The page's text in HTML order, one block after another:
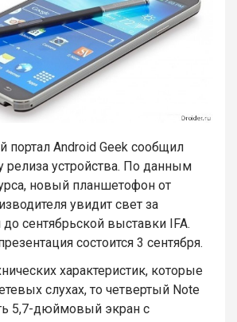
портал Android Geek сообщил
релиза устройства. По данным
новый планшетофон от
увидит свет за
сентябрьской выставки IFA.
состоится 3 сентября.
характеристик, которые
слухах, то четвертый Note
5,7-дюймовый экран с